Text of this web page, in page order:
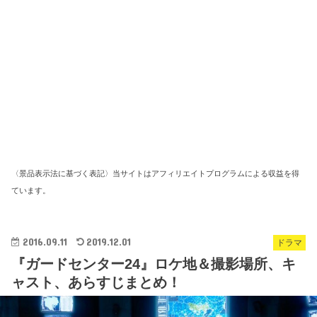
〈景品表示法に基づく表記〉当サイトはアフィリエイトプログラムによる収益を得
ています。
ドラマ
2016.09.11 2019.12.01
『ガードセンター24』ロケ地＆撮影場所、キ
ャスト、あらすじまとめ！